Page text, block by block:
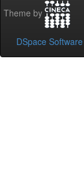
Theme by
DSpace Software